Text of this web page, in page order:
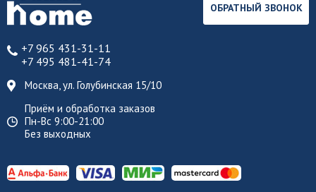
+7 965 431-31-11
+7 495 481-41-74
Москва, ул. Голубинская 15/10
Приём и обработка заказов
Пн-Вс 9:00-21:00
Без выходных
ОБРАТНЫЙ ЗВОНОК